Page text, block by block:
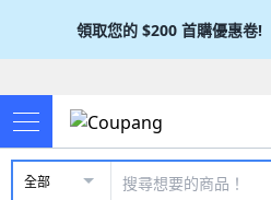
領取您的 $200 首購優惠卷!
全部